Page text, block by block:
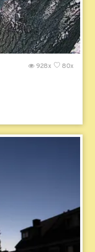
80x
928x